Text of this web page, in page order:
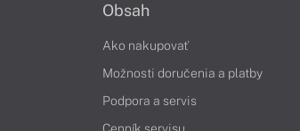
Obsah
Ako nakupovať
Možnosti doručenia a platby
Podpora a servis